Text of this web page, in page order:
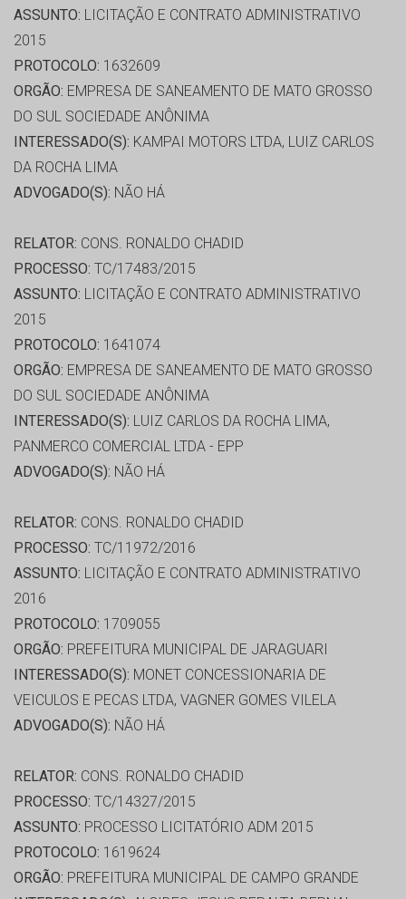
ASSUNTO: LICITAÇÃO E CONTRATO ADMINISTRATIVO
2015
PROTOCOLO: 1632609
ORGÃO: EMPRESA DE SANEAMENTO DE MATO GROSSO
DO SUL SOCIEDADE ANÔNIMA
INTERESSADO(S): KAMPAI MOTORS LTDA, LUIZ CARLOS
DA ROCHA LIMA
ADVOGADO(S): NÃO HÁ
RELATOR: CONS. RONALDO CHADID
PROCESSO: TC/17483/2015
ASSUNTO: LICITAÇÃO E CONTRATO ADMINISTRATIVO
2015
PROTOCOLO: 1641074
ORGÃO: EMPRESA DE SANEAMENTO DE MATO GROSSO
DO SUL SOCIEDADE ANÔNIMA
INTERESSADO(S): LUIZ CARLOS DA ROCHA LIMA,
PANMERCO COMERCIAL LTDA - EPP
ADVOGADO(S): NÃO HÁ
RELATOR: CONS. RONALDO CHADID
PROCESSO: TC/11972/2016
ASSUNTO: LICITAÇÃO E CONTRATO ADMINISTRATIVO
2016
PROTOCOLO: 1709055
ORGÃO: PREFEITURA MUNICIPAL DE JARAGUARI
INTERESSADO(S): MONET CONCESSIONARIA DE
VEICULOS E PECAS LTDA, VAGNER GOMES VILELA
ADVOGADO(S): NÃO HÁ
RELATOR: CONS. RONALDO CHADID
PROCESSO: TC/14327/2015
ASSUNTO: PROCESSO LICITATÓRIO ADM 2015
PROTOCOLO: 1619624
ORGÃO: PREFEITURA MUNICIPAL DE CAMPO GRANDE